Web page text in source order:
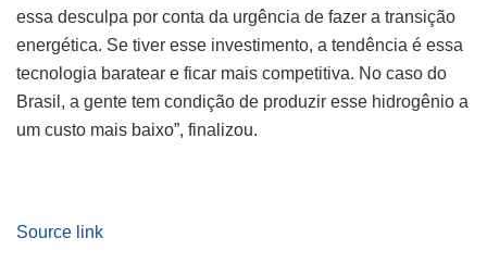
essa desculpa por conta da urgência de fazer a transição
energética. Se tiver esse investimento, a tendência é essa
tecnologia baratear e ficar mais competitiva. No caso do
Brasil, a gente tem condição de produzir esse hidrogênio a
um custo mais baixo”, finalizou.
Source link